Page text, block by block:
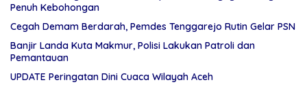
Penuh Kebohongan
Cegah Demam Berdarah, Pemdes Tenggarejo Rutin Gelar PSN
Banjir Landa Kuta Makmur, Polisi Lakukan Patroli dan
Pemantauan
UPDATE Peringatan Dini Cuaca Wilayah Aceh